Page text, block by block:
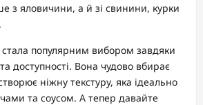
з яловичини, а й зі свинини, курки
популярним вибором завдяки
доступності. Вона чудово вбирає
ніжну текстуру, яка ідеально
та соусом. А тепер давайте